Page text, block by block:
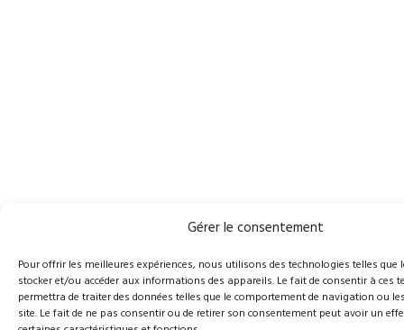
Gérer le consentement
Pour offrir les meilleures expériences, nous utilisons des technologies telles que
stocker et/ou accéder aux informations des appareils. Le fait de consentir à ces
permettra de traiter des données telles que le comportement de navigation ou
site. Le fait de ne pas consentir ou de retirer son consentement peut avoir un